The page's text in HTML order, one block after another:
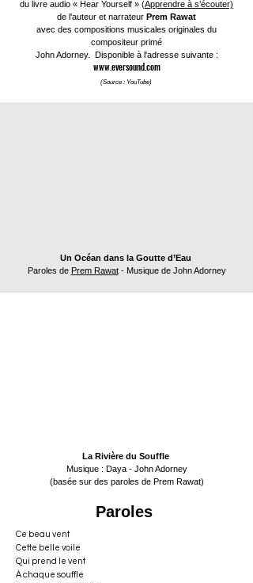
du livre audio « Hear Yourself » (Apprendre à s’écouter)
de l'auteur et narrateur Prem Rawat
avec des compositions musicales originales du
compositeur primé
John Adorney. Disponible à l'adresse suivante :
www.eversound.com
(Source : YouTube)
Un Océan dans la Goutte d’Eau
Paroles de Prem Rawat- Musique de John Adorney
La Rivière du Souffle
Musique : Daya - John Adorney
(basée sur des paroles de Prem Rawat)
Paroles
Ce beau vent
Cette belle voile
Qui prend le vent
À chaque souffle